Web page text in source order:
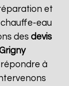
et
eau
desdevis
à